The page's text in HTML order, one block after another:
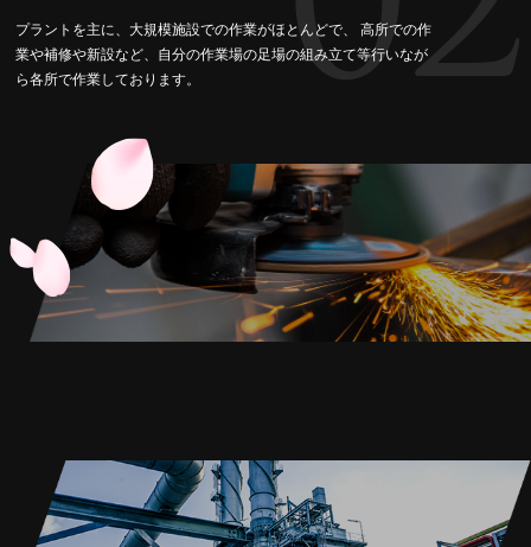
プラントを主に、大規模施設での作業がほとんどで、 高所での作
業や補修や新設など、自分の作業場の足場の組み立て等行いなが
ら各所で作業しております。